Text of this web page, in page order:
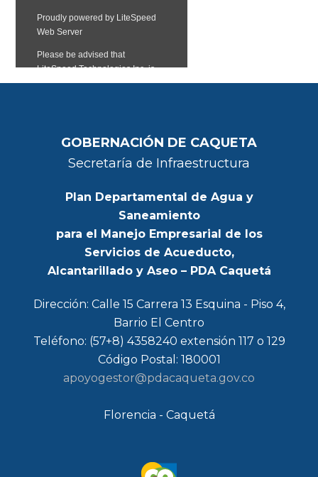
GOBERNACIÓN DE CAQUETA
Secretaría de Infraestructura
Plan Departamental de Agua y
Saneamiento
para el Manejo Empresarial de los
Servicios de Acueducto,
Alcantarillado y Aseo – PDA Caquetá
Dirección: Calle 15 Carrera 13 Esquina - Piso 4,
Barrio El Centro
Teléfono: (57+8) 4358240 extensión 117 o 129
Código Postal: 180001
apoyogestor@pdacaqueta.gov.co
Florencia - Caquetá